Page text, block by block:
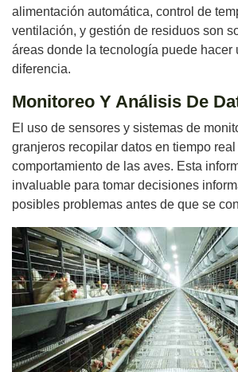
alimentación automática, control de
ventilación, y gestión de residuos son
áreas donde la tecnología puede hacer
diferencia.
Monitoreo Y Análisis De
El uso de sensores y sistemas de
granjeros recopilar datos en tiempo real
comportamiento de las aves. Esta
invaluable para tomar decisiones
posibles problemas antes de que se